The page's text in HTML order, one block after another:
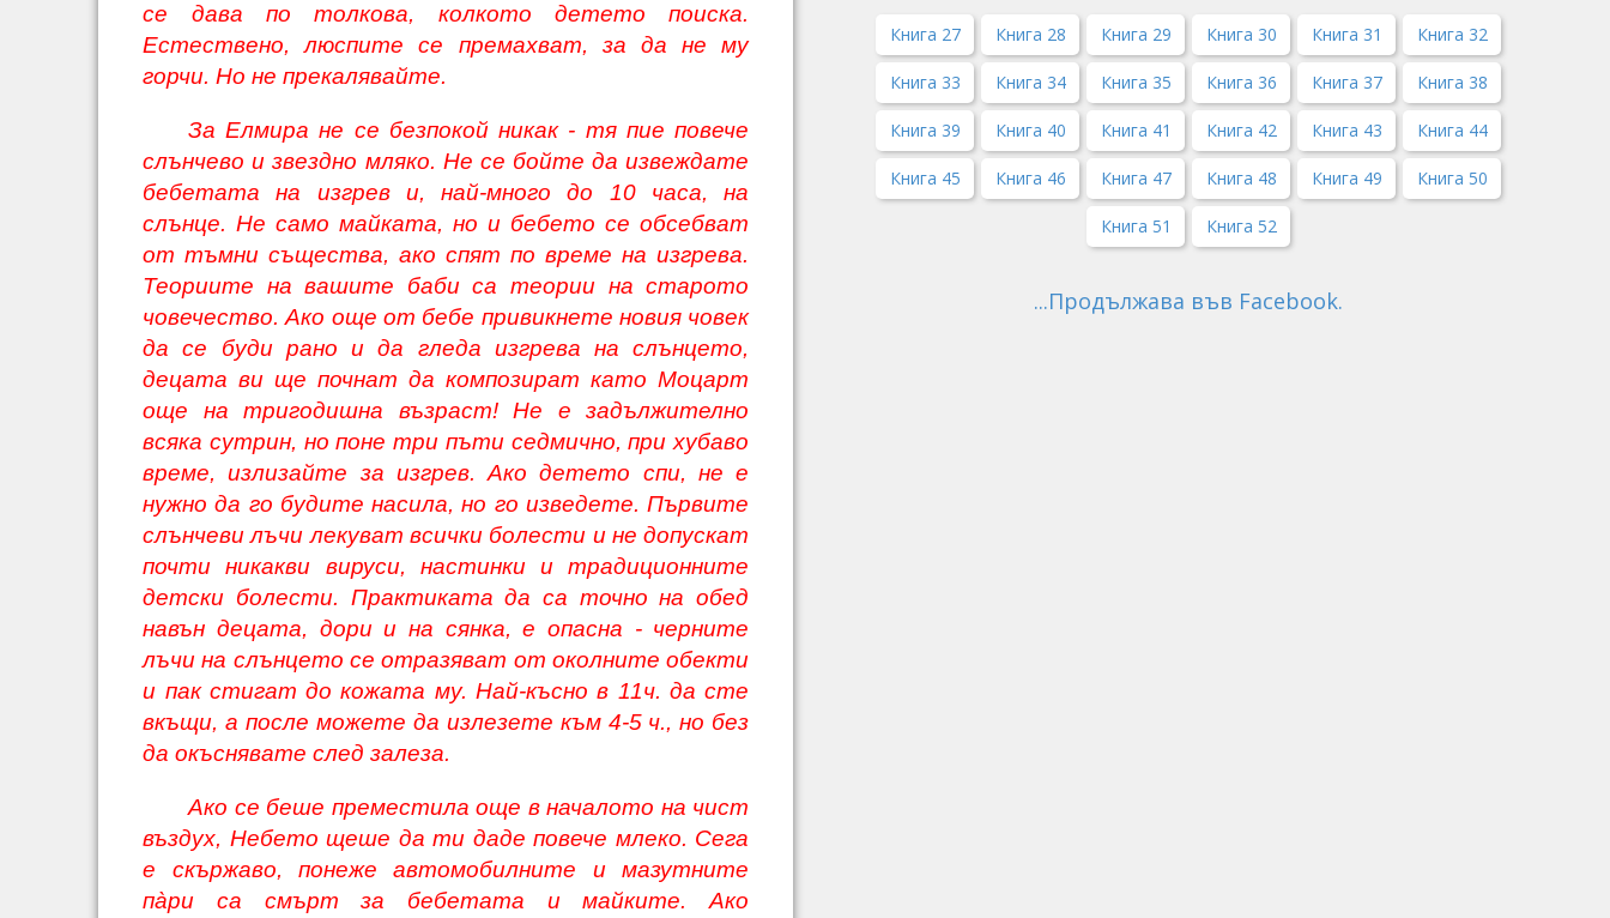
се дава по толкова, колкото детето поиска.
Естествено, люспите се премахват, за да не му
горчи. Но не прекалявайте.
За Елмира не се безпокой никак - тя пие повече
слънчево и звездно мляко. Не се бойте да извеждате
бебетата на изгрев и, най-много до 10 часа, на
слънце. Не само майката, но и бебето се обсебват
от тъмни същества, ако спят по време на изгрева.
Теориите на вашите баби са теории на старото
човечество. Ако още от бебе привикнете новия човек
да се буди рано и да гледа изгрева на слънцето,
децата ви ще почнат да композират като Моцарт
още на тригодишна възраст! Не е задължително
всяка сутрин, но поне три пъти седмично, при хубаво
време, излизайте за изгрев. Ако детето спи, не е
нужно да го будите насила, но го изведете. Първите
слънчеви лъчи лекуват всички болести и не допускат
почти никакви вируси, настинки и традиционните
детски болести. Практиката да са точно на обед
навън децата, дори и на сянка, е опасна - черните
лъчи на слънцето се отразяват от околните обекти
и пак стигат до кожата му. Най-късно в 11ч. да сте
вкъщи, а после можете да излезете към 4-5 ч., но без
да окъснявате след залеза.
Ако се беше преместила още в началото на чист
въздух, Небето щеше да ти даде повече млеко. Сега
е скържаво, понеже автомобилните и мазутните
пàри са смърт за бебетата и майките. Ако
Книга 27 Книга 28 Книга 29 Книга 30 Книга 31 Книга 32
Книга 33 Книга 34 Книга 35 Книга 36 Книга 37 Книга 38
Книга 39 Книга 40 Книга 41 Книга 42 Книга 43 Книга 44
Книга 45 Книга 46 Книга 47 Книга 48 Книга 49 Книга 50
Книга 51 Книга 52
...Продължава във Facebook.